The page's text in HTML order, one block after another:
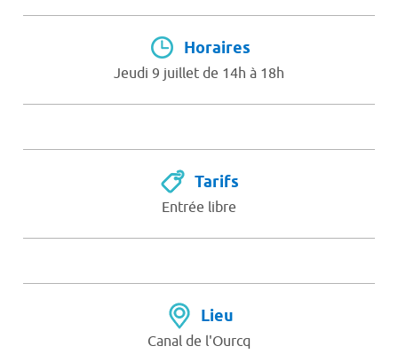
Horaires
Jeudi 9 juillet de 14h à 18h
Tarifs
Entrée libre
Lieu
Canal de l'Ourcq